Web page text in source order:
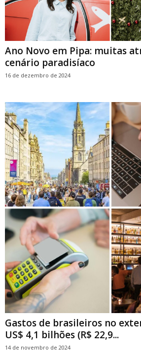
Ano Novo em Pipa: muitas
cenário paradisíaco
16 de dezembro de 2024
Gastos de brasileiros no
US$ 4,1 bilhões (R$ 22,9...
14 de novembro de 2024